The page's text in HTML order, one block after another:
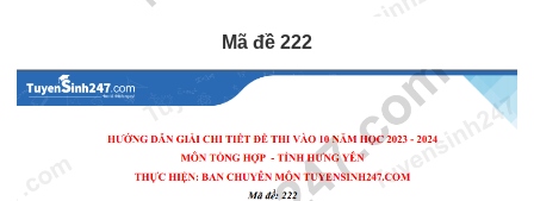
Mã đề 222